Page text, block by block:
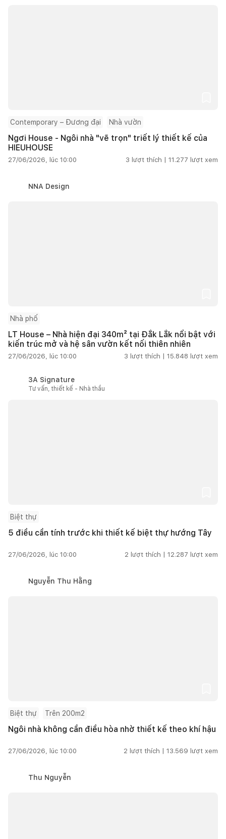
Contemporary – Đương đại Nhà vườn
Ngơi House - Ngôi nhà "vẽ trọn" triết lý thiết kế của
HIEUHOUSE
27/06/2026, lúc 10:00 3 lượt thích | 11.277 lượt xem
NNA Design
Nhà phố
LT House – Nhà hiện đại 340m² tại Đắk Lắk nổi bật với
kiến trúc mở và hệ sân vườn kết nối thiên nhiên
27/06/2026, lúc 10:00 3 lượt thích | 15.848 lượt xem
3A Signature
Tư vấn, thiết kế - Nhà thầu
Biệt thự
5 điều cần tính trước khi thiết kế biệt thự hướng Tây
27/06/2026, lúc 10:00 2 lượt thích | 12.287 lượt xem
Nguyễn Thu Hằng
Biệt thự Trên 200m2
Ngôi nhà không cần điều hòa nhờ thiết kế theo khí hậu
27/06/2026, lúc 10:00 2 lượt thích | 13.569 lượt xem
Thu Nguyễn